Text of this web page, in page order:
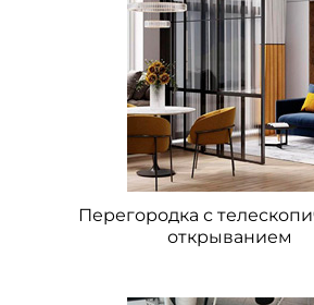
Перегородка с
открыванием